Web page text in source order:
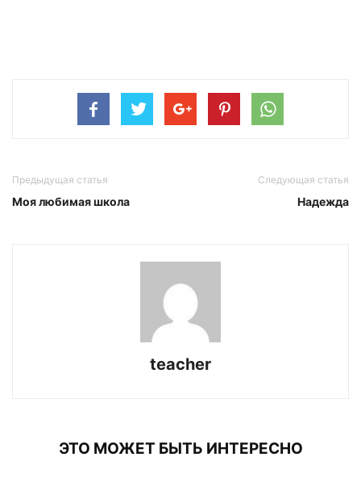
Предыдущая статья
Моя любимая школа
Следующая статья
Надежда
teacher
ЭТО МОЖЕТ БЫТЬ ИНТЕРЕСНО